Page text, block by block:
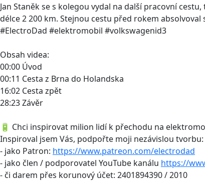
Jan Staněk se s kolegou vydal na další pracovní
délce 2 200 km. Stejnou cestu před rokem
#ElectroDad #elektromobil #volkswagenid3
Obsah videa:
00:00 Úvod
00:11 Cesta z Brna do Holandska
16:02 Cesta zpět
28:23 Závěr
🔋 Chci inspirovat milion lidí k přechodu na
Inspiroval jsem Vás, podpořte moji nezávislou tvorbu:
- jako Patron: https://www.patreon.com/electrodad
- jako člen / podporovatel YouTube kanálu https://
- či darem přes korunový účet: 2401894390 / 2010